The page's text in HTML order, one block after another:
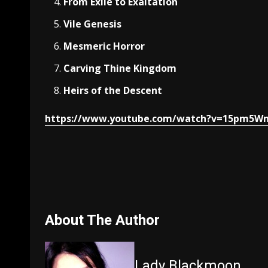
Vile Genesis
Mesmeric Horror
Carving Thine Kingdom
Heirs of the Descent
https://www.youtube.com/
About The Author